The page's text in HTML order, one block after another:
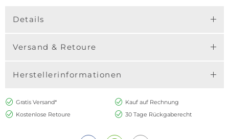
Details
Versand & Retoure
Herstellerinformationen
Gratis Versand*
Kauf auf Rechnung
Kostenlose Retoure
30 Tage Rückgaberecht